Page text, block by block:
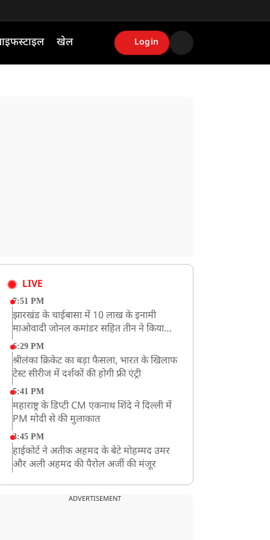
खेल Login
LIVE
7:51 PM
झारखंड के चाईबासा में 10 लाख के इनामी
माओवादी जोनल कमांडर सहित तीन ने किया
आत्मसमर्पण
6:29 PM
श्रीलंका क्रिकेट का बड़ा फैसला, भारत के खिलाफ
टेस्ट सीरीज में दर्शकों की होगी फ्री एंट्री
5:41 PM
महाराष्ट्र के डिप्टी CM एकनाथ शिंदे ने दिल्ली में
PM मोदी से की मुलाकात
3:45 PM
हाईकोर्ट ने अतीक अहमद के बेटे मोहम्मद उमर
और अली अहमद की पैरोल अर्जी की मंजूर
CM योगी का सपा पर हमला, कहा- वोट बैंक की
ADVERTISEMENT